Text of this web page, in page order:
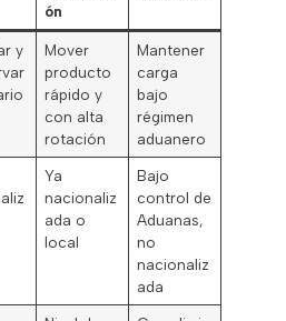
ón
y
Mover
producto
rápido y
con alta
rotación
Mantener
carga
bajo
régimen
aduanero
Ya
nacionaliz
ada o
local
Bajo
control de
Aduanas,
no
nacionaliz
ada